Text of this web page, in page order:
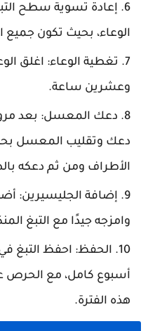
إعادة تسوية سطح
الوعاء، بحيث تكون
تغطية الوعاء: اغلق
وعشرين ساعة.
دعك المعسل: بعد
دعك وتقليب المعسل
الأطراف ومن ثم دعكه
إضافة الجليسيرين:
وامزجه جيدًا مع التبغ
الحفظ: احفظ التبغ
أسبوع كامل، مع الحرص
هذه الفترة.